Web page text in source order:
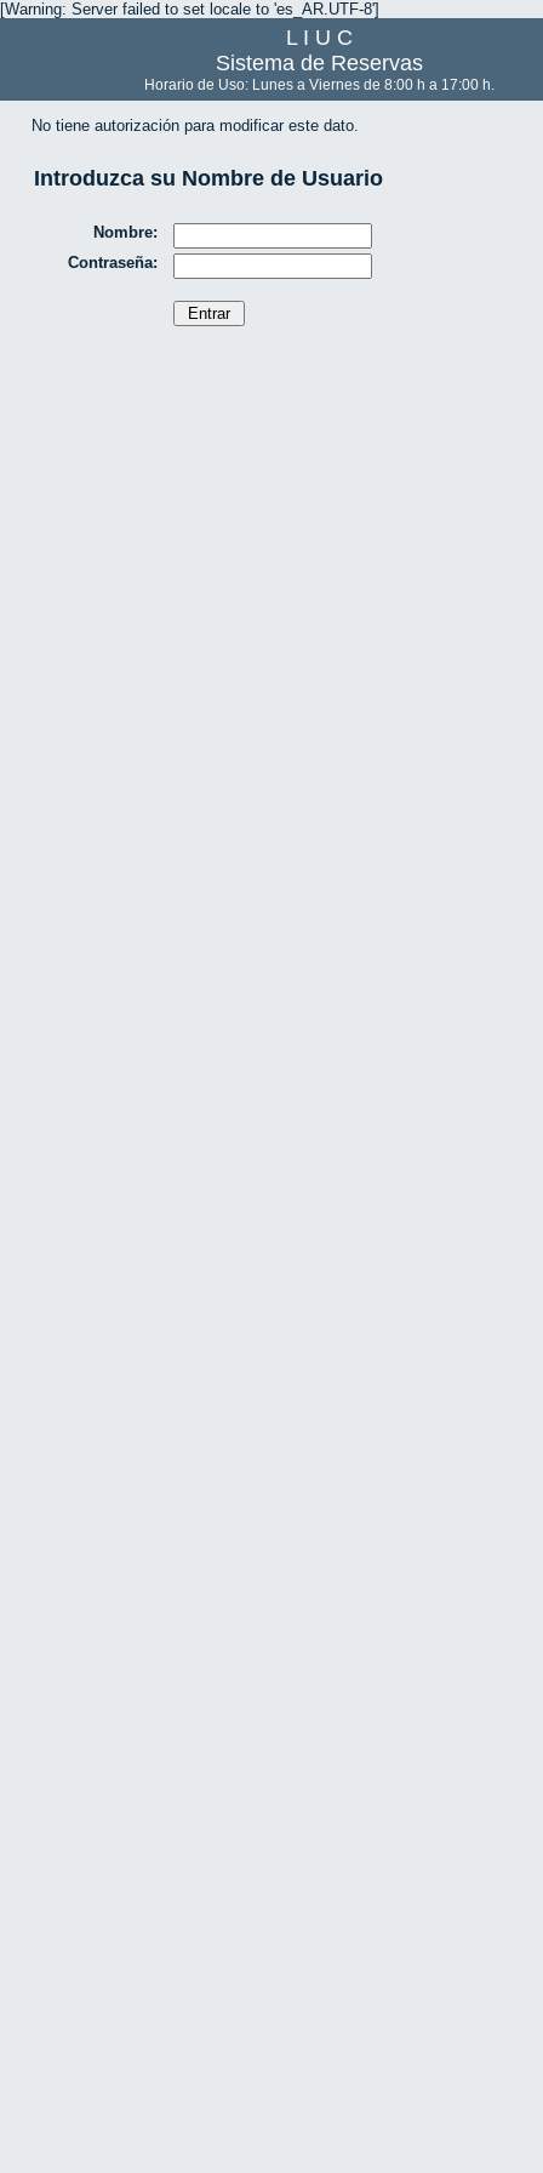
[Warning: Server failed to set locale to 'es_AR.UTF-8']
L I U C
Sistema de Reservas
Horario de Uso: Lunes a Viernes de 8:00 h a 17:00 h.
No tiene autorización para modificar este dato.
Introduzca su Nombre de Usuario
Nombre:
Contraseña: